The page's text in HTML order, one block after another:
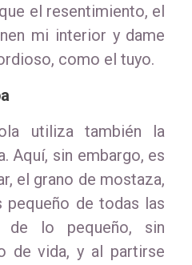
el resentimiento, el
mi interior y dame
como el tuyo.
utiliza también la
Aquí, sin embargo, es
el grano de mostaza,
pequeño de todas las
de lo pequeño, sin
de vida, y al partirse